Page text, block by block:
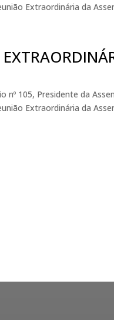
Extraordinária da
nº 105, Presidente da
Extraordinária da